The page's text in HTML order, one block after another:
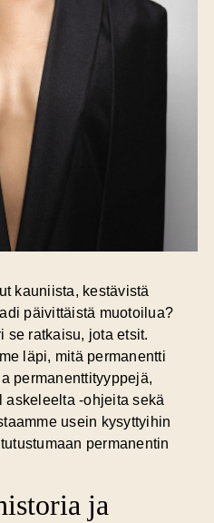
kauniista, kestävistä
päivittäistä muotoilua?
se ratkaisu, jota etsit.
läpi, mitä permanentti
permanenttityyppejä,
-ohjeita sekä
usein kysyttyihin
permanentin
ja